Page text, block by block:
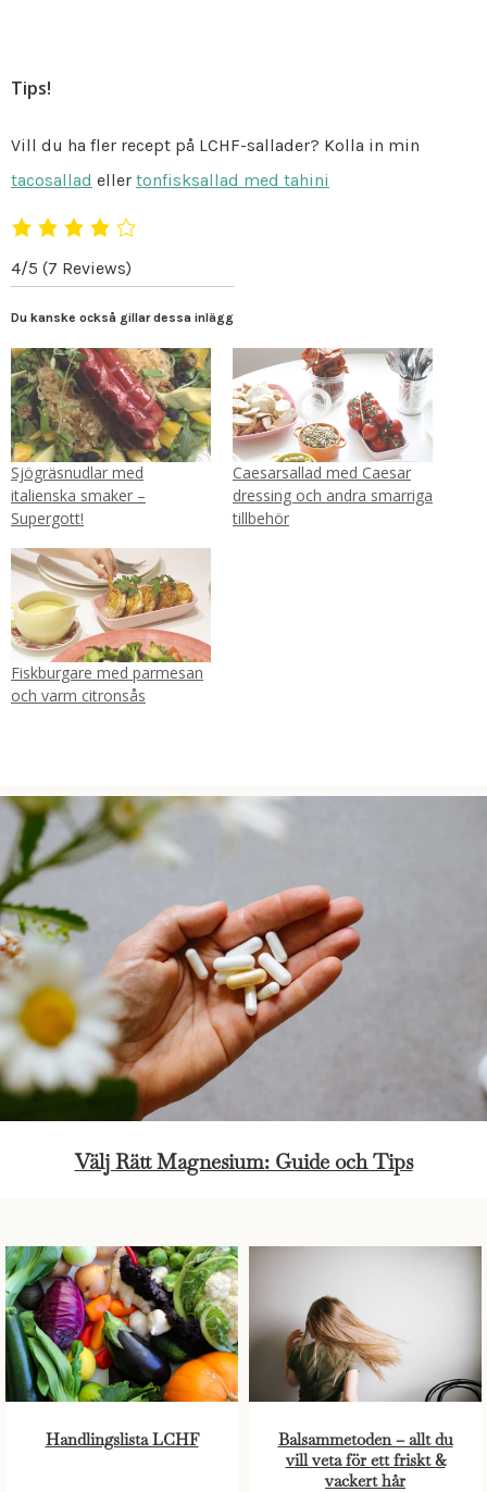
Tips!
Vill du ha fler recept på LCHF-sallader? Kolla in min
tacosallad eller tonfisksallad med tahini
4/5 (7 Reviews)
Du kanske också gillar dessa inlägg
Sjögräsnudlar med
italienska smaker –
Supergott!
Caesarsallad med Caesar
dressing och andra smarriga
tillbehör
Fiskburgare med parmesan
och varm citronsås
Välj Rätt Magnesium: Guide och Tips
Handlingslista LCHF
Balsammetoden – allt du
vill veta för ett friskt &
vackert hår